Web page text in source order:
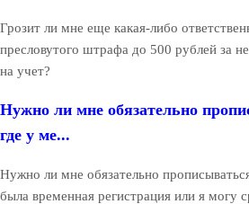
Грозит ли мне еще какая-либо
пресловутого штрафа до 500 рублей за
на учет?
Нужно ли мне обязательно
где у ме...
Нужно ли мне обязательно
была временная регистрация или я могу